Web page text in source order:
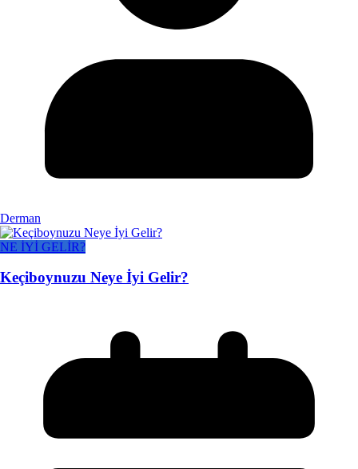
Derman
NE İYİ GELİR?
Keçiboynuzu Neye İyi Gelir?